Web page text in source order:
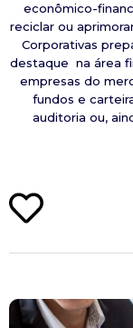
econômico-
reciclar ou
Corporativas
destaque na área
empresas do
fundos e
auditoria ou,